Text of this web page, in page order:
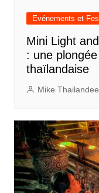
Evénements et
Mini Light
: une
thaïlandaise
Mike Thailandee